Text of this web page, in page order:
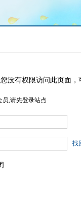
没有权限访问此页面
员,请先登录站点
找